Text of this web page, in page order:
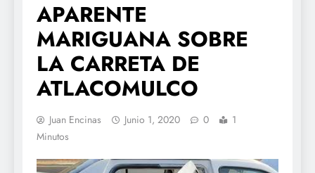
APARENTE
MARIGUANA SOBRE
LA CARRETA DE
ATLACOMULCO
Juan Encinas Junio 1, 2020 0
1
Minutos